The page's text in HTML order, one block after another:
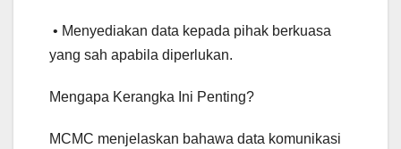
• Menyediakan data kepada pihak berkuasa
yang sah apabila diperlukan.
Mengapa Kerangka Ini Penting?
MCMC menjelaskan bahawa data komunikasi